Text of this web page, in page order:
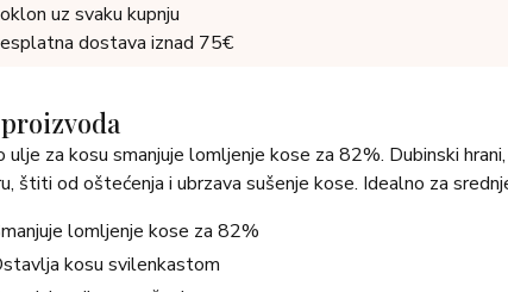
uz svaku kupnju
dostava iznad 75€
ulje za kosu smanjuje lomljenje kose za 82%. Dubinski
štiti od oštećenja i ubrzava sušenje kose. Idealno za
lomljenje kose za 82%
kosu svilenkastom